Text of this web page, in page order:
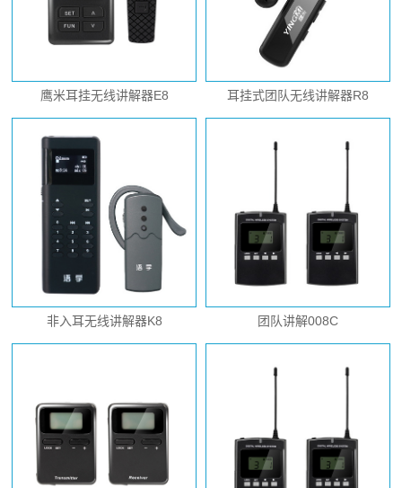
鹰米耳挂无线讲解器E8 耳挂式团队无线讲解器R8
非入耳无线讲解器K8 团队讲解008C